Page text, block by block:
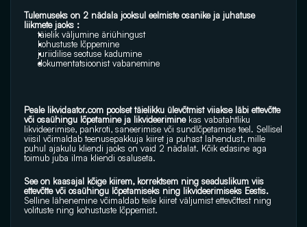
Tulemuseks on 2 nädala jooksul eelmiste osanike ja juhatuse
liikmete jaoks :
täielik väljumine äriühingust
kohustuste lõppemine
juriidilise seotuse kadumine
dokumentatsioonist vabanemine
Peale likvidaator.com poolset täielikku ülevõtmist viiakse läbi ettevõtte
või osaühingu lõpetamine ja likvideerimine kas vabatahtliku
likvideerimise, pankroti, saneerimise või sundlõpetamise teel. Sellisel
viisil võimaldab teenusepakkuja kiiret ja puhast lahendust, mille
puhul ajakulu kliendi jaoks on vaid 2 nädalat. Kõik edasine aga
toimub juba ilma kliendi osaluseta.
See on kaasajal kõige kiirem, korrektsem ning seaduslikum viis
Selline lähenemine võimaldab teile kiiret väljumist ettevõttest ning
volituste ning kohustuste lõppemist.